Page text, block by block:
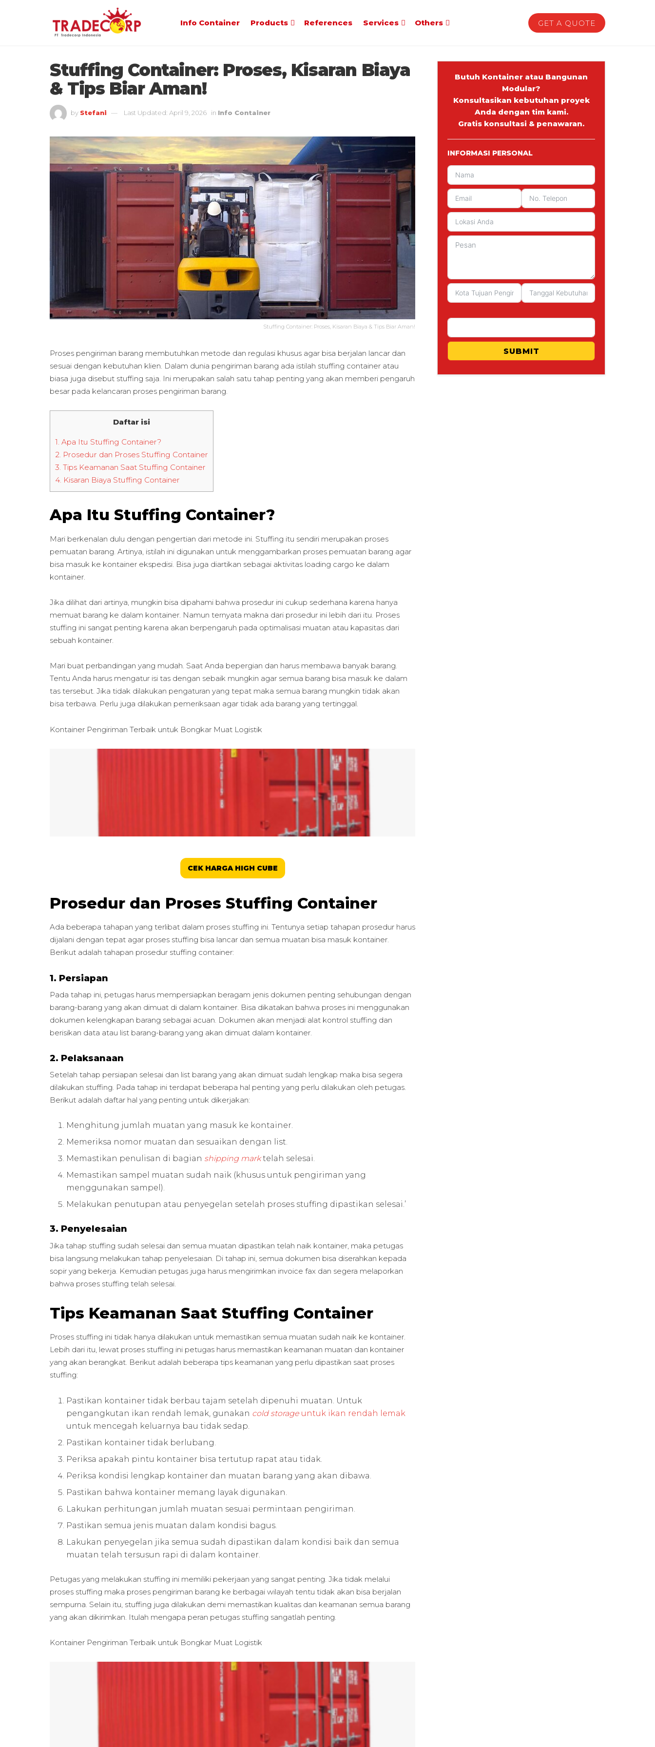
Info Container Products References Services Others GET A QUOTE
Stuffing Container: Proses, Kisaran Biaya
& Tips Biar Aman!
by Stefani Last Updated: April 9, 2026 in Info Container
Stuffing Container: Proses, Kisaran Biaya & Tips Biar Aman!
Proses pengiriman barang membutuhkan metode dan regulasi khusus agar bisa berjalan lancar dan
sesuai dengan kebutuhan klien. Dalam dunia pengiriman barang ada istilah stuffing container atau
biasa juga disebut stuffing saja. Ini merupakan salah satu tahap penting yang akan memberi pengaruh
besar pada kelancaran proses pengiriman barang.
Daftar isi
1. Apa Itu Stuffing Container?
2. Prosedur dan Proses Stuffing Container
3. Tips Keamanan Saat Stuffing Container
4. Kisaran Biaya Stuffing Container
Apa Itu Stuffing Container?
Mari berkenalan dulu dengan pengertian dari metode ini. Stuffing itu sendiri merupakan proses
pemuatan barang. Artinya, istilah ini digunakan untuk menggambarkan proses pemuatan barang agar
bisa masuk ke kontainer ekspedisi. Bisa juga diartikan sebagai aktivitas loading cargo ke dalam
kontainer.
Jika dilihat dari artinya, mungkin bisa dipahami bahwa prosedur ini cukup sederhana karena hanya
memuat barang ke dalam kontainer. Namun ternyata makna dari prosedur ini lebih dari itu. Proses
stuffing ini sangat penting karena akan berpengaruh pada optimalisasi muatan atau kapasitas dari
sebuah kontainer.
Mari buat perbandingan yang mudah. Saat Anda bepergian dan harus membawa banyak barang.
Tentu Anda harus mengatur isi tas dengan sebaik mungkin agar semua barang bisa masuk ke dalam
tas tersebut. Jika tidak dilakukan pengaturan yang tepat maka semua barang mungkin tidak akan
bisa terbawa. Perlu juga dilakukan pemeriksaan agar tidak ada barang yang tertinggal.
Kontainer Pengiriman Terbaik untuk Bongkar Muat Logistik
CEK HARGA HIGH CUBE
Prosedur dan Proses Stuffing Container
Ada beberapa tahapan yang terlibat dalam proses stuffing ini. Tentunya setiap tahapan prosedur harus
dijalani dengan tepat agar proses stuffing bisa lancar dan semua muatan bisa masuk kontainer.
Berikut adalah tahapan prosedur stuffing container:
1. Persiapan
Pada tahap ini, petugas harus mempersiapkan beragam jenis dokumen penting sehubungan dengan
barang-barang yang akan dimuat di dalam kontainer. Bisa dikatakan bahwa proses ini menggunakan
dokumen kelengkapan barang sebagai acuan. Dokumen akan menjadi alat kontrol stuffing dan
berisikan data atau list barang-barang yang akan dimuat dalam kontainer.
2. Pelaksanaan
Setelah tahap persiapan selesai dan list barang yang akan dimuat sudah lengkap maka bisa segera
dilakukan stuffing. Pada tahap ini terdapat beberapa hal penting yang perlu dilakukan oleh petugas.
Berikut adalah daftar hal yang penting untuk dikerjakan:
Menghitung jumlah muatan yang masuk ke kontainer.
Memeriksa nomor muatan dan sesuaikan dengan list.
Memastikan penulisan di bagian shipping marktelah selesai.
Memastikan sampel muatan sudah naik (khusus untuk pengiriman yang
menggunakan sampel).
Melakukan penutupan atau penyegelan setelah proses stuffing dipastikan selesai.’
3. Penyelesaian
Jika tahap stuffing sudah selesai dan semua muatan dipastikan telah naik kontainer, maka petugas
bisa langsung melakukan tahap penyelesaian. Di tahap ini, semua dokumen bisa diserahkan kepada
sopir yang bekerja. Kemudian petugas juga harus mengirimkan invoice fax dan segera melaporkan
bahwa proses stuffing telah selesai.
Tips Keamanan Saat Stuffing Container
Proses stuffing ini tidak hanya dilakukan untuk memastikan semua muatan sudah naik ke kontainer.
Lebih dari itu, lewat proses stuffing ini petugas harus memastikan keamanan muatan dan kontainer
yang akan berangkat. Berikut adalah beberapa tips keamanan yang perlu dipastikan saat proses
stuffing:
Pastikan kontainer tidak berbau tajam setelah dipenuhi muatan. Untuk
pengangkutan ikan rendah lemak, gunakan cold storage untuk ikan rendah lemak
untuk mencegah keluarnya bau tidak sedap.
Pastikan kontainer tidak berlubang.
Periksa apakah pintu kontainer bisa tertutup rapat atau tidak.
Periksa kondisi lengkap kontainer dan muatan barang yang akan dibawa.
Pastikan bahwa kontainer memang layak digunakan.
Lakukan perhitungan jumlah muatan sesuai permintaan pengiriman.
Pastikan semua jenis muatan dalam kondisi bagus.
Lakukan penyegelan jika semua sudah dipastikan dalam kondisi baik dan semua
muatan telah tersusun rapi di dalam kontainer.
Petugas yang melakukan stuffing ini memiliki pekerjaan yang sangat penting. Jika tidak melalui
proses stuffing maka proses pengiriman barang ke berbagai wilayah tentu tidak akan bisa berjalan
sempurna. Selain itu, stuffing juga dilakukan demi memastikan kualitas dan keamanan semua barang
yang akan dikirimkan. Itulah mengapa peran petugas stuffing sangatlah penting.
Kontainer Pengiriman Terbaik untuk Bongkar Muat Logistik
Butuh Kontainer atau Bangunan
Modular?
Konsultasikan kebutuhan proyek
Anda dengan tim kami.
Gratis konsultasi & penawaran.
INFORMASI PERSONAL
SUBMIT